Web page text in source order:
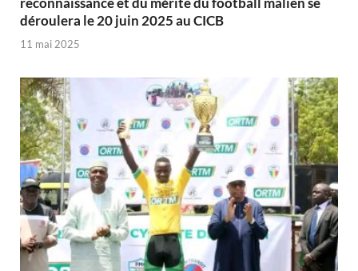
déroulera le 20 juin 2025 au CICB
11 mai 2025